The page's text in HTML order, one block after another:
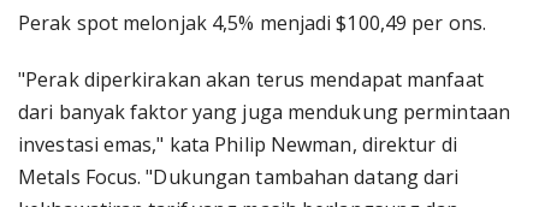
Perak spot melonjak 4,5% menjadi $100,49 per ons.
"Perak diperkirakan akan terus mendapat manfaat
dari banyak faktor yang juga mendukung permintaan
investasi emas," kata Philip Newman, direktur di
Metals Focus. "Dukungan tambahan datang dari